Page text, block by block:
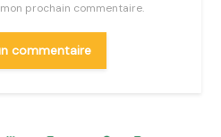
prochain commentaire.